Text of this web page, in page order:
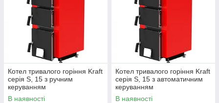
Котел тривалого горіння Kraft
серія S, 15 з ручним
керуванням
В наявності
Котел тривалого горіння Kraft
серія S, 15 з автоматичним
керуванням
В наявності